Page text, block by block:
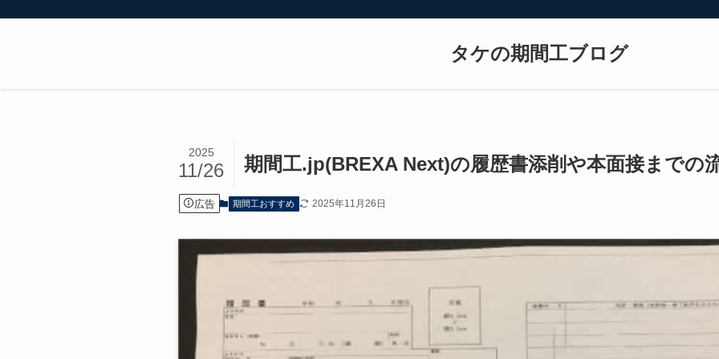
タケの期間工ブログ
期間工.jp(BREXA Next)の履歴書添削や本面接までの
2025
11/26
広告 期間工おすすめ 2025年11月26日